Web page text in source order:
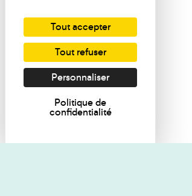
Tout accepter
Tout refuser
Personnaliser
Politique de
confidentialité